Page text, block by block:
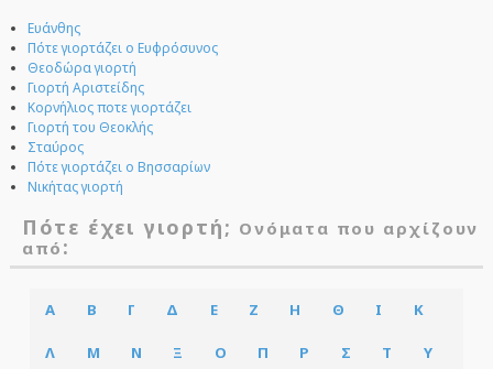
Ευάνθης
Πότε γιορτάζει ο Ευφρόσυνος
Θεοδώρα γιορτή
Γιορτή Αριστείδης
Κορνήλιος ποτε γιορτάζει
Γιορτή του Θεοκλής
Σταύρος
Πότε γιορτάζει ο Βησσαρίων
Νικήτας γιορτή
Πότε έχει γιορτή; Ονόματα που αρχίζουν
από :
Α Β Γ Δ Ε Ζ Η Θ Ι Κ
Λ Μ Ν Ξ Ο Π Ρ Σ Τ Υ